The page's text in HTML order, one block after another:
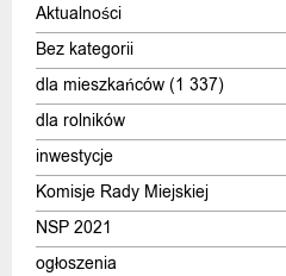
Aktualności
Bez kategorii
dla mieszkańców (1 337)
dla rolników
inwestycje
Komisje Rady Miejskiej
NSP 2021
ogłoszenia